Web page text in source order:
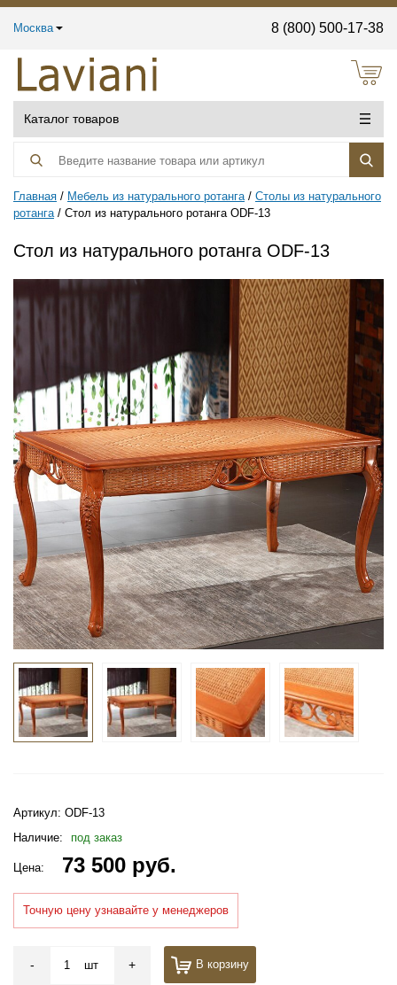
Москва 8 (800) 500-17-38
Каталог товаров
Главная Мебель из натурального ротанга
Столы из натурального
ротанга
Стол из натурального ротанга ODF-13
Стол из натурального ротанга ODF-13
Артикул: ODF-13
Наличие:
под заказ
Цена: 73 500 руб.
Точную цену узнавайте у менеджеров
- шт + В корзину